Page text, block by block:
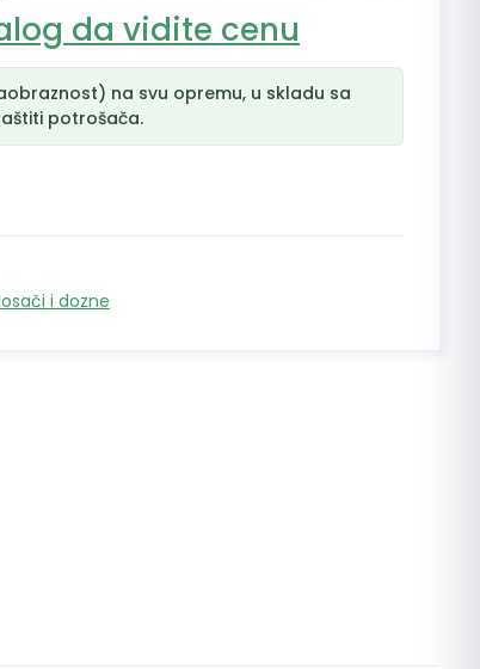
da vidite cenu
na svu opremu, u skladu sa
potrošača.
i dozne